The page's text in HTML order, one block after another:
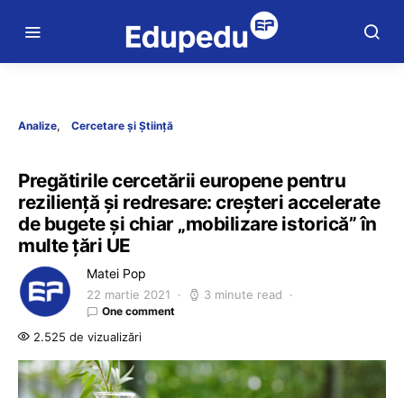
Analize Cercetare și Știință
Pregătirile cercetării europene pentru
reziliență și redresare: creșteri accelerate
de bugete și chiar „mobilizare istorică” în
multe țări UE
Matei Pop
22 martie 2021 3 minute read
One comment
2.525 de vizualizări